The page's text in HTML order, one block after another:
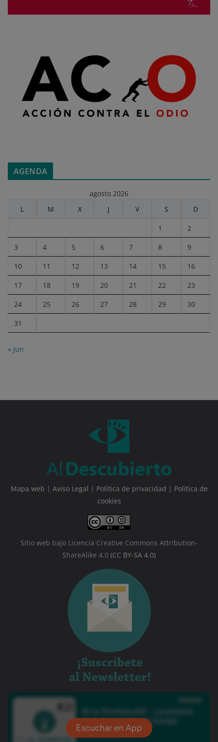
AGENDA
agosto 2026
L
M X J V S D
1 2
3 4 5 6 7 8 9
10 11 12 13 14 15 16
17 18 19 20 21 22 23
24 25 26 27 28 29 30
31
« Jun
Mapa web | Aviso Legal | Política de privacidad | Política de
cookies
Sitio web bajo Licencia Creative Commons Attribution-
ShareAlike 4.0 (CC BY-SA 4.0)